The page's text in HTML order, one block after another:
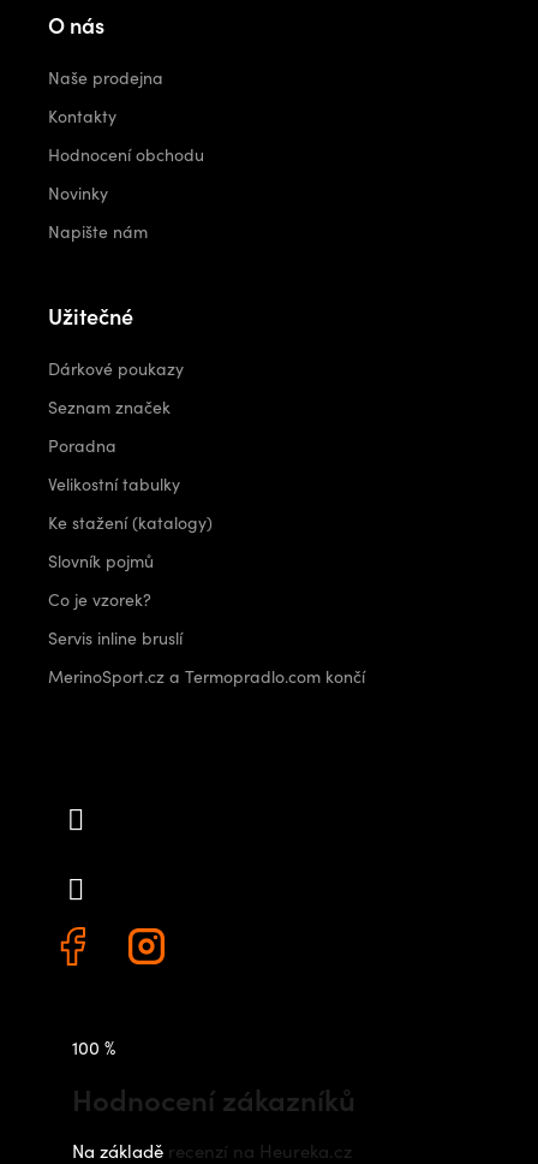
O nás
Naše prodejna
Kontakty
Hodnocení obchodu
Novinky
Napište nám
Užitečné
Dárkové poukazy
Seznam značek
Poradna
Velikostní tabulky
Ke stažení (katalogy)
Slovník pojmů
Co je vzorek?
Servis inline bruslí
MerinoSport.cz a Termopradlo.com končí
100 %
Hodnocení zákazníků
Na základě recenzí na Heureka.cz